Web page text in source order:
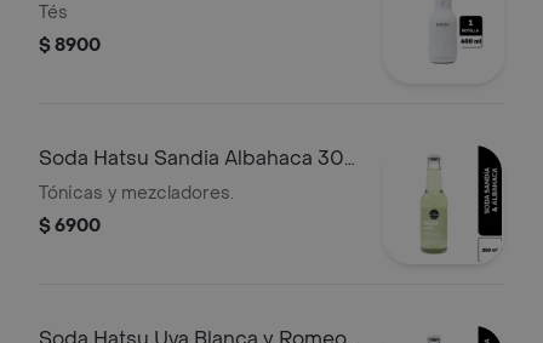
Tés
$ 8900
Soda Hatsu Sandia Albahaca 300
ml
Tónicas y mezcladores.
$ 6900